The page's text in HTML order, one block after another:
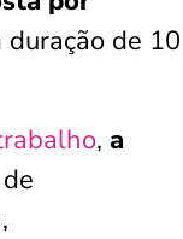
de 10
, a